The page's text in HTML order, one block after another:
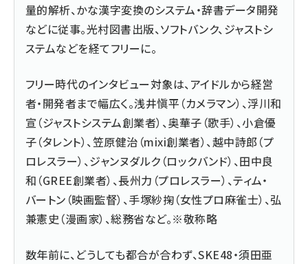
量的解析、かな漢字変換のシステム・辞書データ開発
などに従事。光村図書出版、ソフトバンク、ジャストシ
ステムなどを経てフリーに。
フリー時代のインタビュー対象は、アイドルから経営
者・開発者まで幅広く。浅井愼平（カメラマン）、浮川和
宣（ジャストシステム創業者）、奥華子（歌手）、小倉優
子（タレント）、笠原健治（mixi創業者）、越中詩郎（プ
ロレスラー）、ジャンヌダルク（ロックバンド）、田中良
和（GREE創業者）、長州力（プロレスラー）、ティム・
バートン（映画監督）、手塚紗掬（女性プロ麻雀士）、弘
兼憲史（漫画家）、総務省など。※敬称略
数年前に、どうしても都合が合わず、SKE48・須田亜